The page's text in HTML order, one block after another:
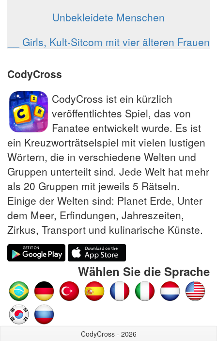
Unbekleidete Menschen
__ Girls, Kult-Sitcom mit vier älteren Frauen
CodyCross
CodyCross ist ein kürzlich
veröffentlichtes Spiel, das von
Fanatee entwickelt wurde. Es ist
ein Kreuzworträtselspiel mit vielen lustigen
Wörtern, die in verschiedene Welten und
Gruppen unterteilt sind. Jede Welt hat mehr
als 20 Gruppen mit jeweils 5 Rätseln.
Einige der Welten sind: Planet Erde, Unter
dem Meer, Erfindungen, Jahreszeiten,
Zirkus, Transport und kulinarische Künste.
Wählen Sie die Sprache
CodyCross - 2026